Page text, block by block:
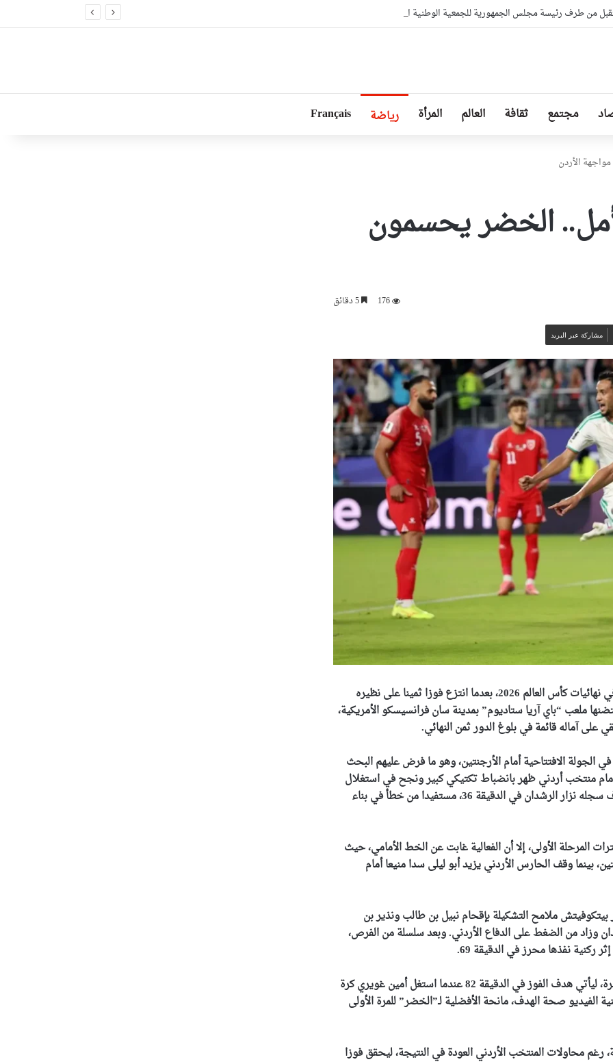
من طرف رئيسة مجلس الجمهورية للجمعية الوطنية البيلاروسية
مجتمع ثقافة العالم المرأة رياضة Français
الأردن
الخضر يحسمون
176 5 دقائق
مشاركة عبر البريد
قدّم المنتخب الجزائري لكرة القدم أول رد فعل قوي له في نهائيات كأس العالم 2026، بعدما انتزع فوزا ثمينا على نظيره
مثيرة احتضنها ملعب “باي آريا ستاديوم” بمدينة سان فرانسيسكو الأمريكية،
على آماله قائمة في بلوغ الدور ثمن النهائي.
الافتتاحية أمام الأرجنتين، وهو ما فرض عليهم البحث
منتخب أردني ظهر بانضباط تكتيكي كبير ونجح في استغلال
إحدى الهجمات المرتدة لينهي الشوط الأول متقدما بهدف سجله نزار الرشدان في الدقيقة 36، مستفيدا من خطأ في بناء
الأولى، إلا أن الفعالية غابت عن الخط الأمامي، حيث
وقف الحارس الأردني يزيد أبو ليلى سدا منيعا أمام
ملامح التشكيلة بإقحام نبيل بن طالب ونذير بن
وزاد من الضغط على الدفاع الأردني. وبعد سلسلة من الفرص،
نفذها محرز في الدقيقة 69.
واستمرت أفضلية المنتخب الجزائري حتى الدقائق الأخيرة، ليأتي هدف الفوز في الدقيقة 82 عندما استغل أمين غويري كرة
الفيديو صحة الهدف، مانحة الأفضلية لـ”الخضر” للمرة الأولى
محاولات المنتخب الأردني العودة في النتيجة، ليحقق فوزا
رياض محرز يتوج بجائزة أفضل
لاعب في المباراة ويقود الخضر
إلى الدور الـ32
الخفية وراء تطور الرياضة”